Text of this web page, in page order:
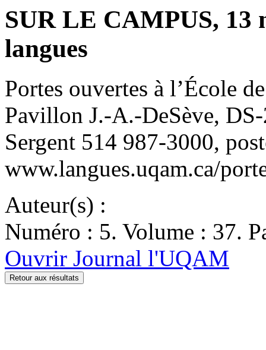
SUR LE CAMPUS, 13
langues
Portes ouvertes à l’École
Pavillon J.-A.-DeSève,
Sergent 514 987-3000,
www.langues.uqam.ca/
Auteur(s) :
Numéro : 5. Volume : 37.
Ouvrir Journal l'UQAM
Retour aux résultats